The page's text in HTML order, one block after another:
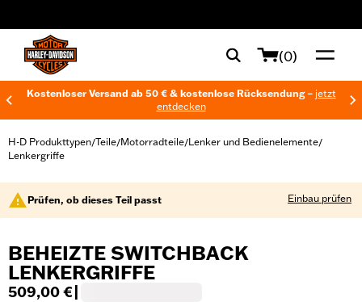
(0)
Kostenloser Versand ab 50 € & kostenlose Rücksendung – jetzt
entdecken
H-D Produkttypen/Teile/Motorradteile/Lenker und Bedienelemente/
Lenkergriffe
Prüfen, ob dieses Teil passt Einbau prüfen
BEHEIZTE SWITCHBACK
LENKERGRIFFE
509,00 €